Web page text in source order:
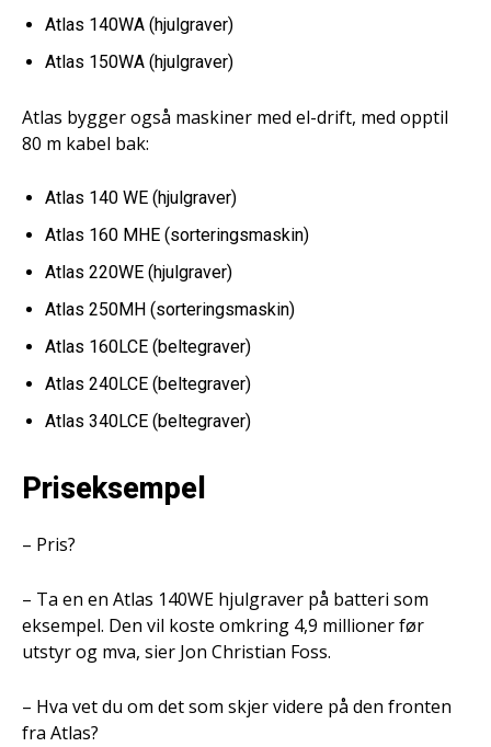
Atlas 140WA (hjulgraver)
Atlas 150WA (hjulgraver)
Atlas bygger også maskiner med el-drift, med opptil
80 m kabel bak:
Atlas 140 WE (hjulgraver)
Atlas 160 MHE (sorteringsmaskin)
Atlas 220WE (hjulgraver)
Atlas 250MH (sorteringsmaskin)
Atlas 160LCE (beltegraver)
Atlas 240LCE (beltegraver)
Atlas 340LCE (beltegraver)
Priseksempel
– Pris?
– Ta en en Atlas 140WE hjulgraver på batteri som
eksempel. Den vil koste omkring 4,9 millioner før
utstyr og mva, sier Jon Christian Foss.
– Hva vet du om det som skjer videre på den fronten
fra Atlas?